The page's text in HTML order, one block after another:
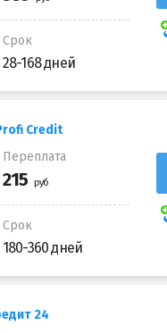
Срок
28-168 дней
Credit
Переплата
Срок
180-360 дней
24